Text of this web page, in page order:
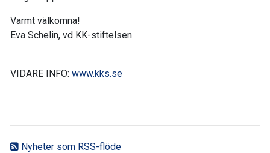
Nyheter som RSS-flöde
Varmt välkomna!
Eva Schelin, vd KK-stiftelsen
VIDARE INFO: www.kks.se